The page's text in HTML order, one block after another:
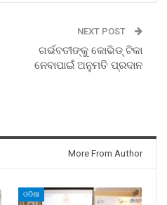
NEXT POST
ଗର୍ଭବତୀଙ୍କୁ କୋଭିଡ୍‍ ଟିକା
ନେବାପାଇଁ ଅନୁମତି ପ୍ରଦାନ
More From Author
ଓଡିଶା